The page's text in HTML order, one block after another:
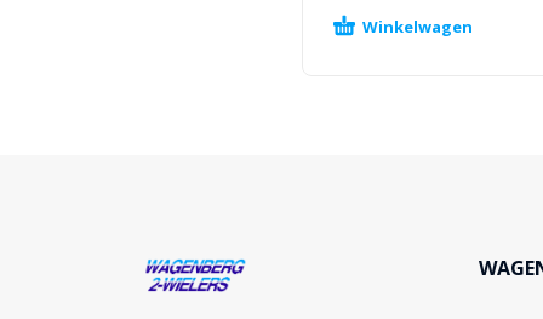
Winkelwagen